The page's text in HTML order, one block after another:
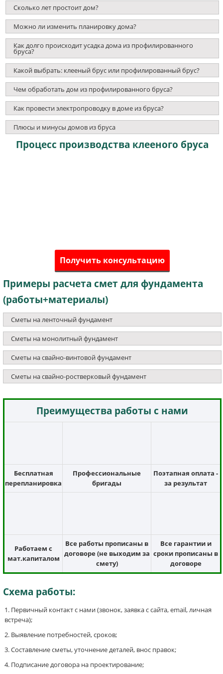
Сколько лет простоит дом?
Можно ли изменить планировку дома?
Как долго происходит усадка дома из профилированного
бруса?
Какой выбрать: клееный брус или профилированный брус?
Чем обработать дом из профилированного бруса?
Как провести электропроводку в доме из бруса?
Плюсы и минусы домов из бруса
Процесс производства клееного бруса
Получить консультацию
Примеры расчета смет для фундамента
(работы+материалы)
Сметы на ленточный фундамент
Сметы на монолитный фундамент
Сметы на свайно-винтовой фундамент
Сметы на свайно-ростверковый фундамент
Преимущества работы с нами
Бесплатная
перепланировка
Профессиональные
бригады
Поэтапная оплата -
за результат
Работаем с
мат.капиталом
Все работы прописаны в
договоре (не выходим за
смету)
Все гарантии и
сроки прописаны в
договоре
Схема работы:
Первичный контакт с нами (звонок, заявка с сайта, email, личная
встреча);
Выявление потребностей, сроков;
Составление сметы, уточнение деталей, внос правок;
Подписание договора на проектирование;